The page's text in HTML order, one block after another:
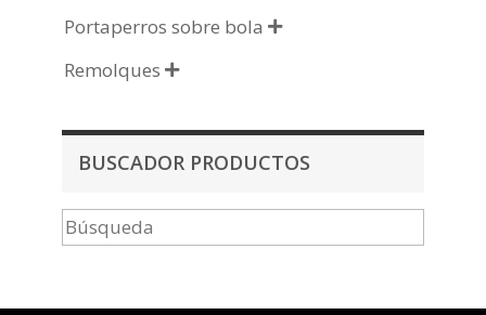
Portaperros sobre bola 
Remolques 
BUSCADOR PRODUCTOS